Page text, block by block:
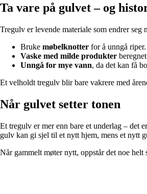
Ta vare på gulvet – og
Tregulv er levende materiale som endrer
Bruke møbelknotter for å unngå riper.
Vaske med milde produkter
Unngå for mye vann, da det kan få
Et velholdt tregulv blir bare vakrere med
Når gulvet setter tonen
Et tregulv er mer enn bare et underlag – det
gulv kan gi sjel til et nytt hjem, mens et nytt
Når gammelt møter nytt, oppstår det noe